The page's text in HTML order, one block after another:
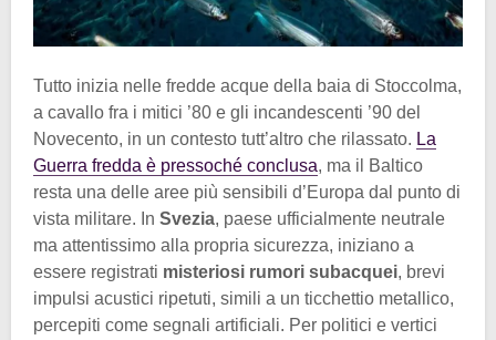
Tutto inizia nelle fredde acque della baia di Stoccolma,
a cavallo fra i mitici ’80 e gli incandescenti ’90 del
Novecento, in un contesto tutt’altro che rilassato. La
Guerra fredda è pressoché conclusa, ma il Baltico
resta una delle aree più sensibili d’Europa dal punto di
vista militare. In Svezia, paese ufficialmente neutrale
ma attentissimo alla propria sicurezza, iniziano a
essere registrati misteriosi rumori subacquei, brevi
impulsi acustici ripetuti, simili a un ticchettio metallico,
percepiti come segnali artificiali. Per politici e vertici